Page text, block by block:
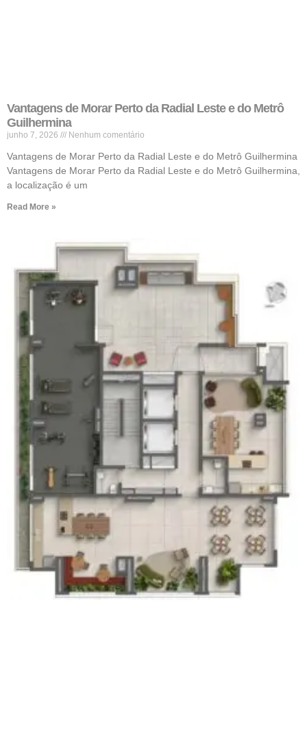
Vantagens de Morar Perto da Radial Leste e do Metrô
Guilhermina
junho 7, 2026 Nenhum comentário
Vantagens de Morar Perto da Radial Leste e do Metrô Guilhermina
Vantagens de Morar Perto da Radial Leste e do Metrô Guilhermina,
a localização é um
Read More »